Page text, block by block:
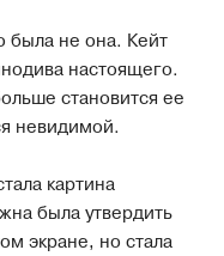
была не она. Кейт
настоящего.
становится ее
невидимой.
картина
была утвердить
экране, но стала